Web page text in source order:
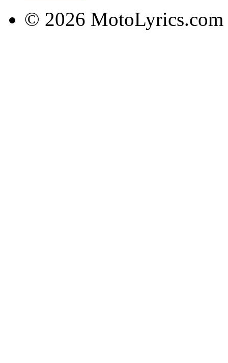
© 2026 MotoLyrics.com